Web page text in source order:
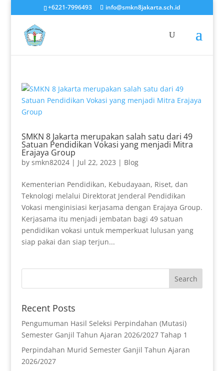
+6221-7996493 info@smkn8jakarta.sch.id
SMKN 8 Jakarta merupakan salah satu dari 49
Satuan Pendidikan Vokasi yang menjadi Mitra
Erajaya Group
by smkn82024| Jul 22, 2023 | Blog
Kementerian Pendidikan, Kebudayaan, Riset, dan
Teknologi melalui Direktorat Jenderal Pendidikan
Vokasi menginisiasi kerjasama dengan Erajaya Group.
Kerjasama itu menjadi jembatan bagi 49 satuan
pendidikan vokasi untuk memperkuat lulusan yang
siap pakai dan siap terjun...
Recent Posts
Pengumuman Hasil Seleksi Perpindahan (Mutasi)
Semester Ganjil Tahun Ajaran 2026/2027 Tahap 1
Perpindahan Murid Semester Ganjil Tahun Ajaran
2026/2027